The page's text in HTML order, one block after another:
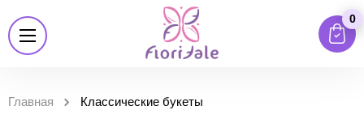
0
Главная Классические букеты